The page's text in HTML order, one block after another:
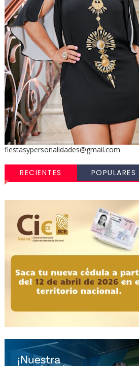
fiestasypersonalidades@gmail.com
RECIENTES POPULARES